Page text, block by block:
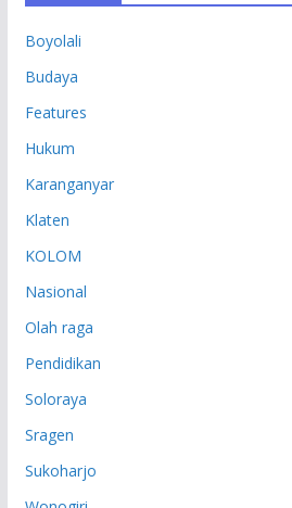
Boyolali
Budaya
Features
Hukum
Karanganyar
Klaten
KOLOM
Nasional
Olah raga
Pendidikan
Soloraya
Sragen
Sukoharjo